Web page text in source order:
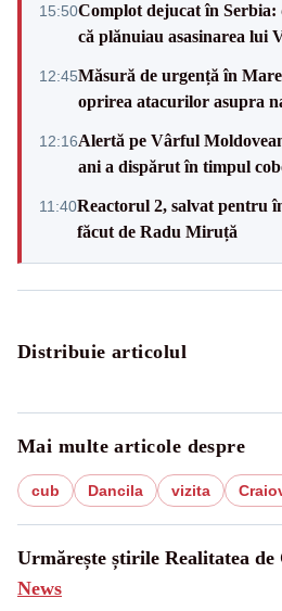
15:50Complot dejucat în Serbia:
că plănuiau asasinarea lui
12:45Măsură de urgență în
oprirea atacurilor asupra
12:16Alertă pe Vârful
ani a dispărut în timpul
11:40Reactorul 2, salvat pentru
făcut de Radu Miruță
Distribuie articolul
Mai multe articole despre
cub Dancila vizita
Urmărește știrile Realitatea de
News